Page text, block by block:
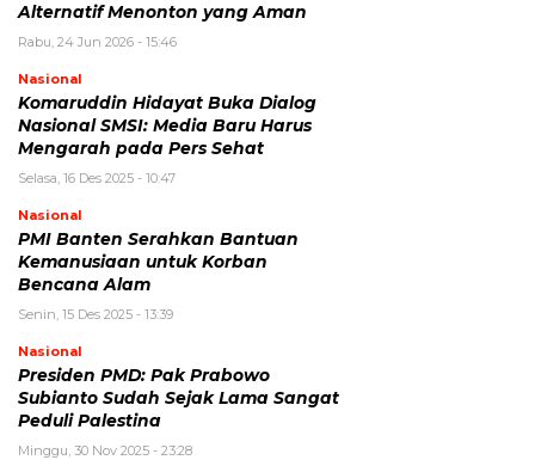
Alternatif Menonton yang Aman
Rabu, 24 Jun 2026 - 15:46
Nasional
Komaruddin Hidayat Buka Dialog
Nasional SMSI: Media Baru Harus
Mengarah pada Pers Sehat
Selasa, 16 Des 2025 - 10:47
Nasional
PMI Banten Serahkan Bantuan
Kemanusiaan untuk Korban
Bencana Alam
Senin, 15 Des 2025 - 13:39
Nasional
Presiden PMD: Pak Prabowo
Subianto Sudah Sejak Lama Sangat
Peduli Palestina
Minggu, 30 Nov 2025 - 23:28